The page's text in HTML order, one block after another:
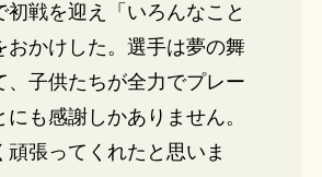
初戦を迎え「いろんなこと
おかけした。選手は夢の舞
、子供たちが全力でプレー
にも感謝しかありません。
頑張ってくれたと思いま